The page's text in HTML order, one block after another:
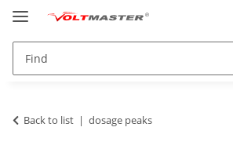
Back to list dosage peaks